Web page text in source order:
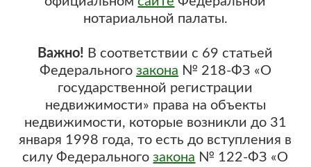
нотариальной палаты.
Важно! В соответствии с 69 статьей
Федерального закона № 218-ФЗ «О
государственной регистрации
недвижимости» права на объекты
недвижимости, которые возникли до 31
января 1998 года, то есть до вступления в
силу Федеральногозакона № 122-ФЗ «О